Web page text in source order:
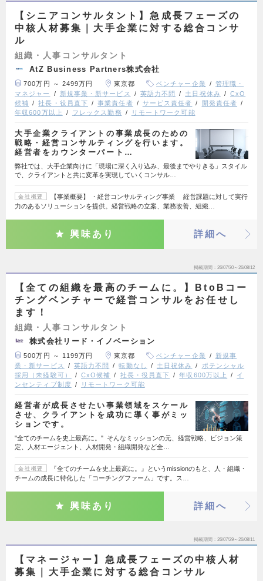
【シニアコンサルタント】急成長フェーズの
中核人材募集｜大手企業に対する総合コンサ
ル
組織・人事コンサルタント
AtZ Business Partners株式会社
700万円 ～ 2499万円 東京都 ベンチャー企業
管理職・
マネジャー
新規事業・新サービス 英語力不問 土日祝休み
CxO
候補
社長・役員直下 事業責任者 サービス責任者
開発責任者
年収600万以上
フレックス勤務 リモートワーク可能
大手企業クライアントの事業成長のための
戦略・経営コンサルティングを行います。
経営者をカウンターパート…
弊社では、大手企業向けに「現場に深く入り込み、最後までやりきる」スタイル
で、クライアントと共に変革を実現していくコンサル…
会社概要
【事業概要】 ・経営コンサルティング事業 経営課題に対して実行
力のあるソリューションを提供。経営戦略の立案、業務改善、組織…
興味あり 詳細へ
掲載期間 26/07/30～26/08/12
【全ての組織を最高のチームに。】BtoBコー
チングベンチャーで経営コンサルをお任せし
ます！
組織・人事コンサルタント
株式会社リード・イノベーション
500万円 ～ 1199万円 東京都 ベンチャー企業
新規事
業・新サービス
英語力不問 転勤なし 土日祝休み
ポテンシャル
採用（未経験可）
CxO候補 社長・役員直下 年収600万以上
イ
ンセンティブ制度
リモートワーク可能
経営者が成長させたい事業領域をスケール
させ、クライアントを成功に導く事がミッ
ションです。
"全てのチームを史上最高に。" そんなミッションの元、経営戦略、ビジョン策
定、人材エージェント、人材開発・組織開発など全…
会社概要
『全てのチームを史上最高に。』というmissionのもと、人・組織・
チームの成長に特化した「コーチングファーム」です。ス…
興味あり 詳細へ
掲載期間 26/07/29～26/08/11
【マネージャー】急成長フェーズの中核人材
募集｜大手企業に対する総合コンサル